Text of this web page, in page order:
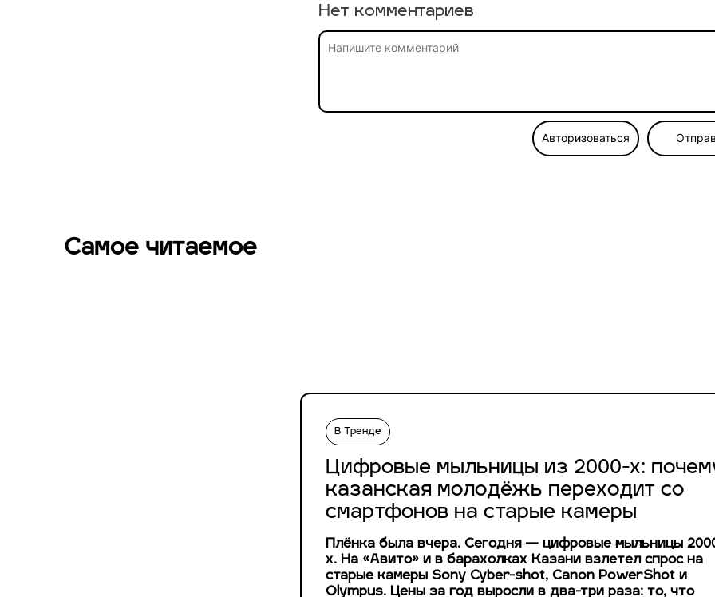
Нет комментариев
Авторизоваться
Самое читаемое
В Тренде
Цифровые мыльницы из 2000-х:
казанская молодёжь переходит со
смартфонов на старые камеры
Плёнка была вчера. Сегодня — цифровые мыльницы
х. На «Авито» и в барахолках Казани взлетел спрос на
старые камеры Sony Cyber-shot, Canon PowerShot и
Olympus. Цены за год выросли в два-три раза: то, что